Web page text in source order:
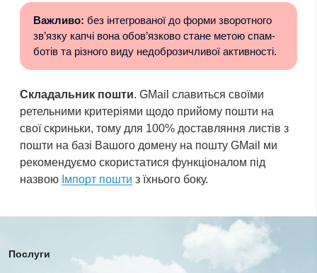
Важливо: без інтегрованої до форми зворотного
зв’язку капчі вона обов’язково стане метою спам-
ботів та різного виду недоброзичливої активності.
Складальник пошти. GMail славиться своїми
ретельними критеріями щодо прийому пошти на
свої скриньки, тому для 100% доставляння листів з
пошти на базі Вашого домену на пошту GMail ми
рекомендуємо скористатися функціоналом під
назвою Імпорт пошти з їхнього боку.
Послуги